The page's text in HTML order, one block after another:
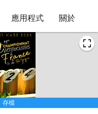
應用程式 關於
存檔
|德國
Indoor Polish Open 2024 - Singles